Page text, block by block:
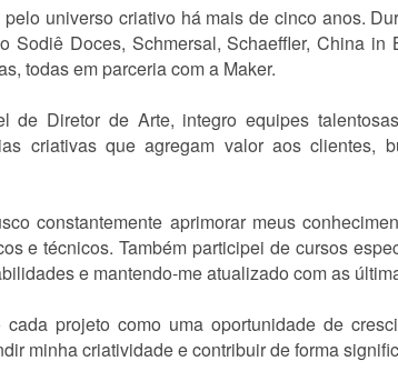
universo criativo há mais de cinco anos.
Sodiê Doces, Schmersal, Schaeffler, China
todas em parceria com a Maker.
de Diretor de Arte, integro equipes
criativas que agregam valor aos clientes,
constantemente aprimorar meus
e técnicos. Também participei de cursos
e mantendo-me atualizado com as
projeto como uma oportunidade de
minha criatividade e contribuir de forma